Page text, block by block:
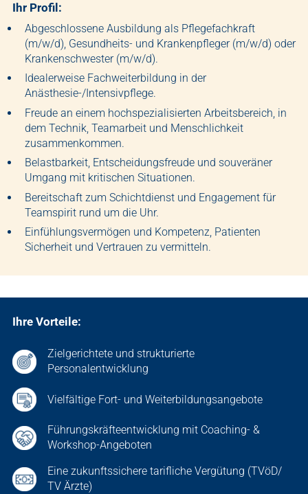
Ihr Profil:
Abgeschlossene Ausbildung als Pflegefachkraft
(m/w/d), Gesundheits- und Krankenpfleger (m/w/d) oder
Krankenschwester (m/w/d).
Idealerweise Fachweiterbildung in der
Anästhesie-/Intensivpflege.
Freude an einem hochspezialisierten Arbeitsbereich, in
dem Technik, Teamarbeit und Menschlichkeit
zusammenkommen.
Belastbarkeit, Entscheidungsfreude und souveräner
Umgang mit kritischen Situationen.
Bereitschaft zum Schichtdienst und Engagement für
Teamspirit rund um die Uhr.
Einfühlungsvermögen und Kompetenz, Patienten
Sicherheit und Vertrauen zu vermitteln.
Ihre Vorteile:
Zielgerichtete und strukturierte
Personalentwicklung
Vielfältige Fort- und Weiterbildungsangebote
Führungskräfteentwicklung mit Coaching- &
Workshop-Angeboten
Eine zukunftssichere tarifliche Vergütung (TVöD/
TV Ärzte)